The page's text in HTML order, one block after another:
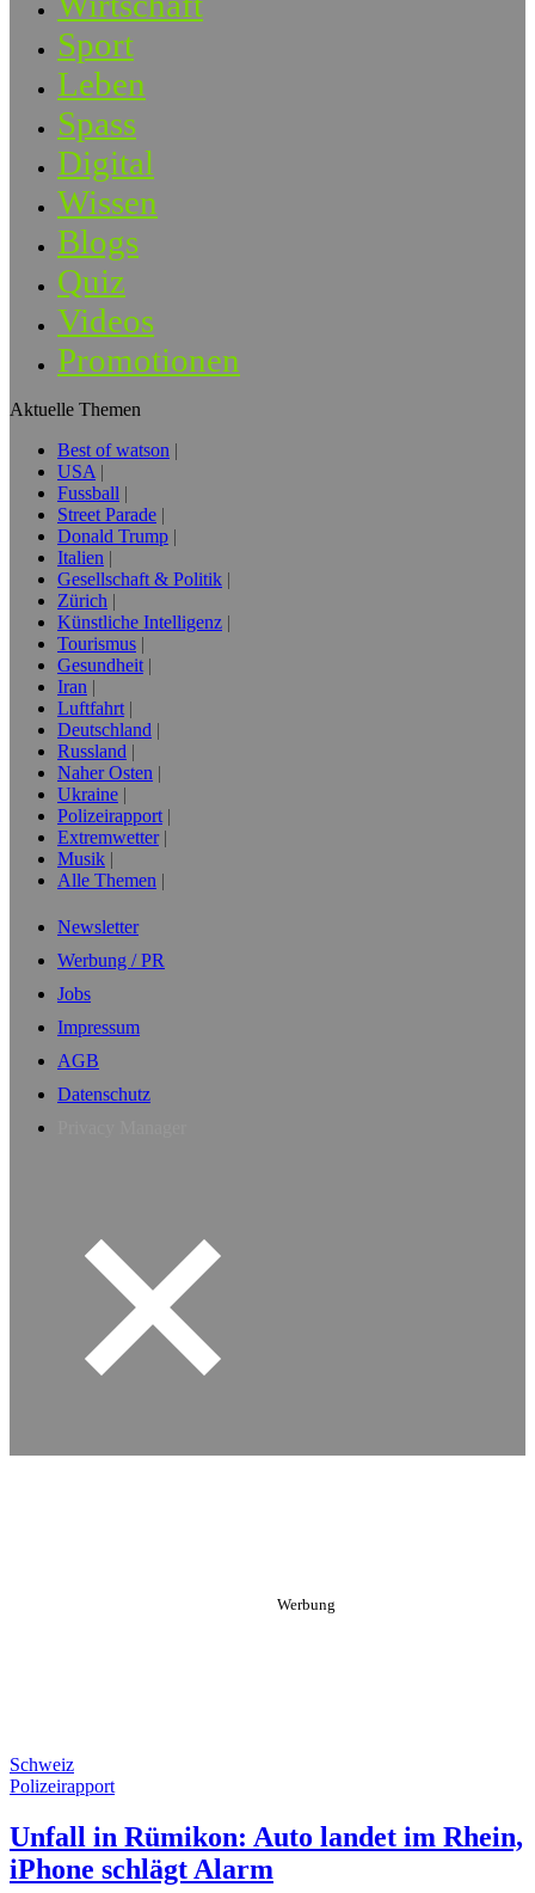
Sport
Leben
Spass
Digital
Wissen
Blogs
Quiz
Videos
Promotionen
Aktuelle Themen
Best of watson
USA
Fussball
Street Parade
Donald Trump
Italien
Gesellschaft & Politik
Zürich
Künstliche Intelligenz
Tourismus
Gesundheit
Iran
Luftfahrt
Deutschland
Russland
Naher Osten
Ukraine
Polizeirapport
Extremwetter
Musik
Alle Themen
Newsletter
Werbung / PR
Jobs
Impressum
AGB
Datenschutz
Schweiz
Polizeirapport
Unfall in Rümikon: Auto landet im Rhein,
iPhone schlägt Alarm